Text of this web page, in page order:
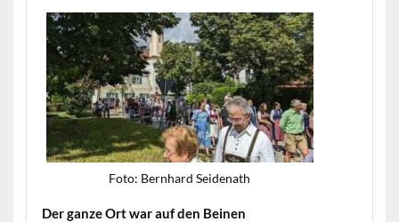
Foto: Bern­hard Seidenath
Der ganze Ort war auf den Beinen